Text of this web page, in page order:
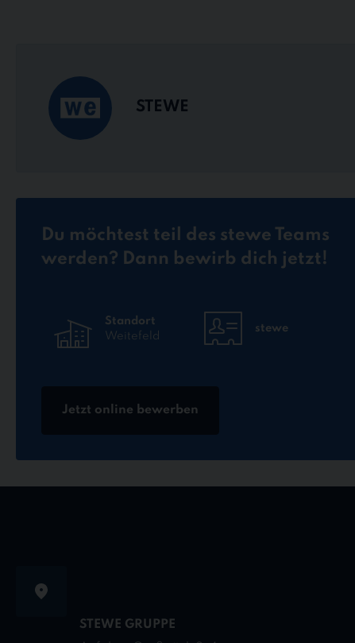
STEWE
Du möchtest teil des stewe Teams
werden? Dann bewirb dich jetzt!
Standort
Weitefeld
stewe
Jetzt online bewerben
STEWE GRUPPE